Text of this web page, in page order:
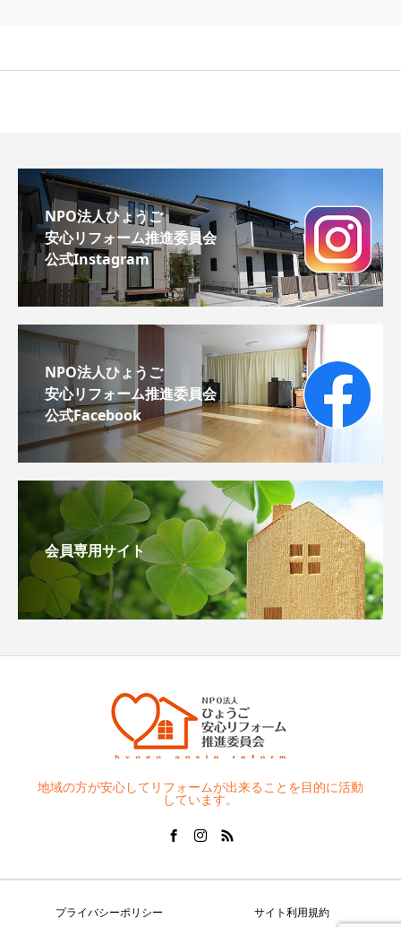
NPO法人ひょうご
安心リフォーム推進委員会
公式Instagram
NPO法人ひょうご
安心リフォーム推進委員会
公式Facebook
会員専用サイト
地域の方が安心してリフォームが出来ることを目的に活動
しています。
プライバシーポリシー サイト利用規約